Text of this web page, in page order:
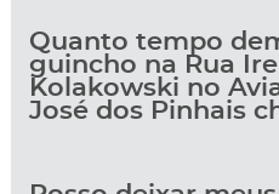
Quanto tempo
guincho na Rua
Kolakowski no
José dos Pinhais